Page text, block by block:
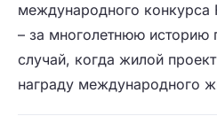
международного конкурса
– за многолетнюю историю
случай, когда жилой
награду международного